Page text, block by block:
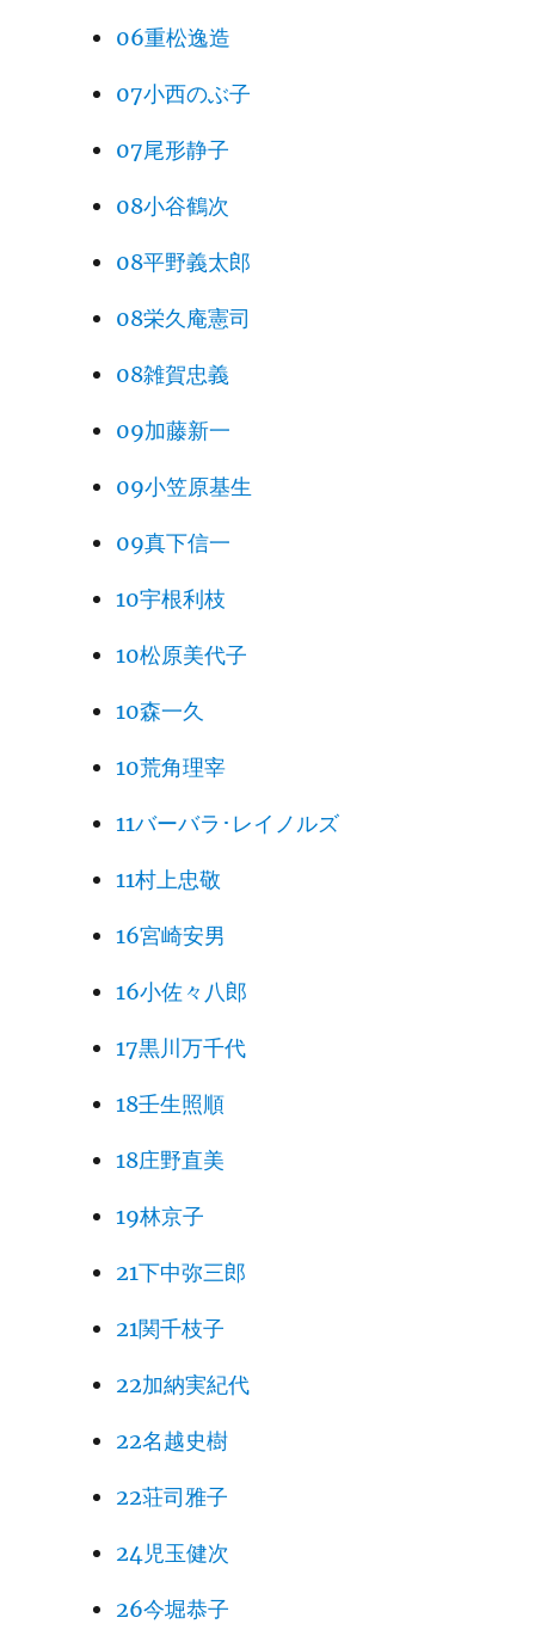
06重松逸造
07小西のぶ子
07尾形静子
08小谷鶴次
08平野義太郎
08栄久庵憲司
08雑賀忠義
09加藤新一
09小笠原基生
09真下信一
10宇根利枝
10松原美代子
10森一久
10荒角理宰
11バーバラ･レイノルズ
11村上忠敬
16宮崎安男
16小佐々八郎
17黒川万千代
18壬生照順
18庄野直美
19林京子
21下中弥三郎
21関千枝子
22加納実紀代
22名越史樹
22荘司雅子
24児玉健次
26今堀恭子